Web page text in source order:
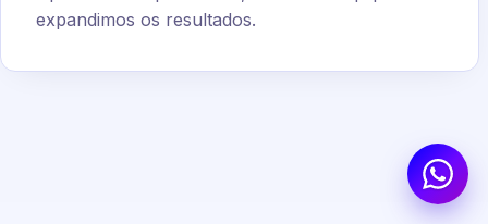
expandimos os resultados.